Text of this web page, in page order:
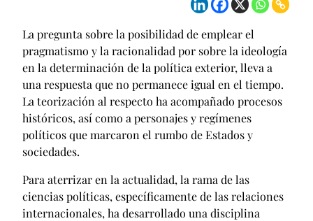
La pregunta sobre la posibilidad de emplear el
pragmatismo y la racionalidad por sobre la ideología
en la determinación de la política exterior, lleva a
una respuesta que no permanece igual en el tiempo.
La teorización al respecto ha acompañado procesos
históricos, así como a personajes y regímenes
políticos que marcaron el rumbo de Estados y
sociedades.
Para aterrizar en la actualidad, la rama de las
ciencias políticas, específicamente de las relaciones
internacionales, ha desarrollado una disciplina